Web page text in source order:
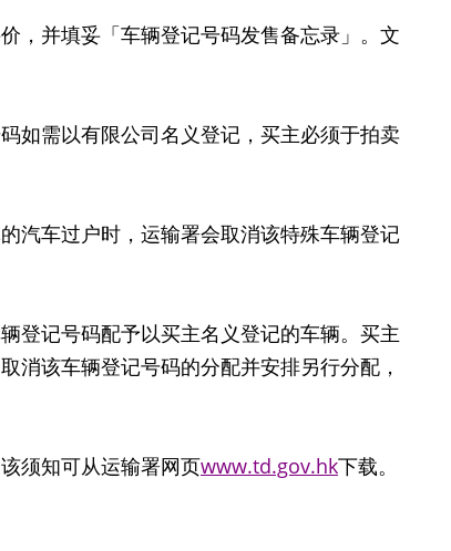
，并填妥「车辆登记号码发售备忘录」。文
如需以有限公司名义登记，买主必须于拍卖
汽车过户时，运输署会取消该特殊车辆登记
登记号码配予以买主名义登记的车辆。买主
消该车辆登记号码的分配并安排另行分配，
须知可从运输署网页www.td.gov.hk下载。